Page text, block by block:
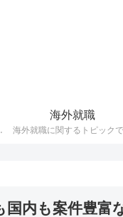
クです
海外就職
海外就職に関するトピック
国内も案件豊富